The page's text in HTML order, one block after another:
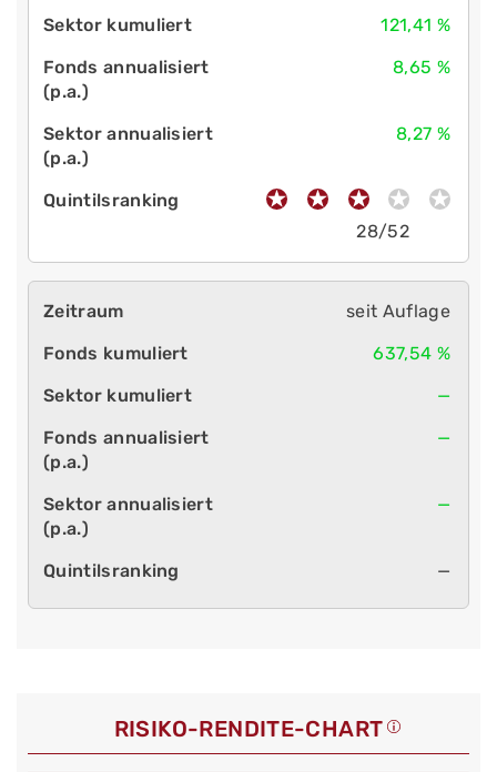
121,41 %
8,65 %
8,27 %
28/52
seit Auflage
637,54 %
—
—
—
—
RISIKO-RENDITE-CHART